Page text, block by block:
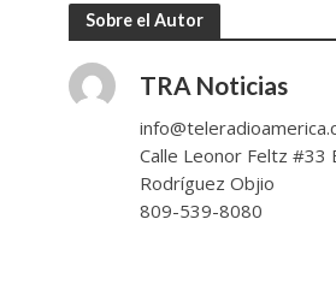
Sobre el Autor
TRA Noticias
Calle Leonor Feltz #33
Rodríguez Objio
809-539-8080